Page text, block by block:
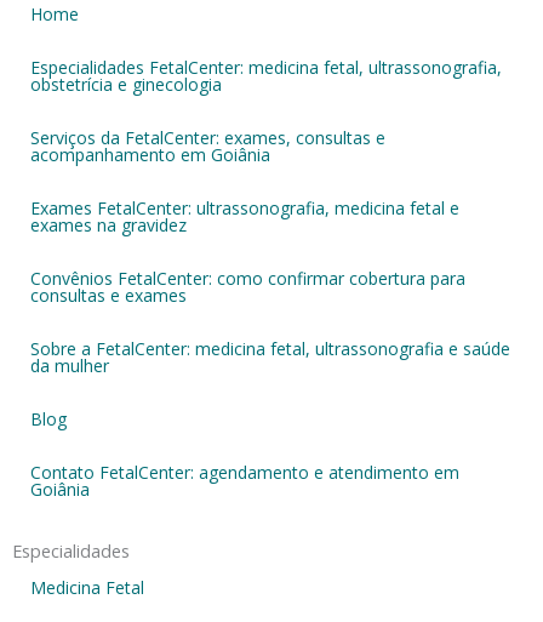
Home
Especialidades FetalCenter: medicina fetal, ultrassonografia,
obstetrícia e ginecologia
Serviços da FetalCenter: exames, consultas e
acompanhamento em Goiânia
Exames FetalCenter: ultrassonografia, medicina fetal e
exames na gravidez
Convênios FetalCenter: como confirmar cobertura para
consultas e exames
Sobre a FetalCenter: medicina fetal, ultrassonografia e saúde
da mulher
Blog
Contato FetalCenter: agendamento e atendimento em
Goiânia
Especialidades
Medicina Fetal